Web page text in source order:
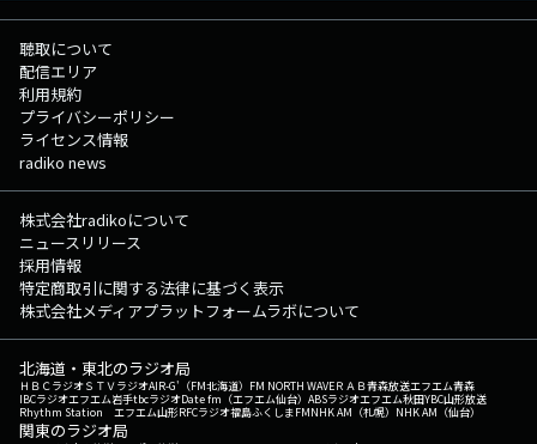
聴取について
配信エリア
利用規約
プライバシーポリシー
ライセンス情報
radiko news
株式会社radikoについて
ニュースリリース
採用情報
特定商取引に関する法律に基づく表示
株式会社メディアプラットフォームラボについて
北海道・東北のラジオ局
ＨＢＣラジオＳＴＶラジオAIR-G'（FM北海道） FM NORTH WAVEＲＡＢ青森放送エフエム青森
IBCラジオエフエム岩手tbcラジオDate fm（エフエム仙台） ABSラジオエフエム秋田YBC山形放送
Rhythm Station エフエム山形RFCラジオ福島ふくしまFMNHK AM（札幌） NHK AM（仙台）
関東のラジオ局